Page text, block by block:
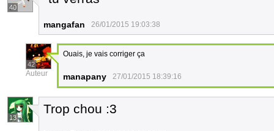
40
mangafan 26/01/2015 19:03:38
42
Auteur
Ouais, je vais corriger ça
manapany 27/01/2015 18:39:16
13
Trop chou :3